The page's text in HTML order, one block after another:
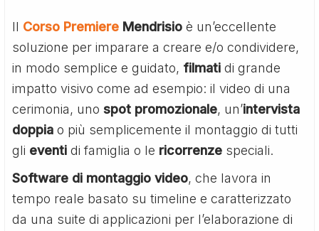
Il Corso Premiere Mendrisio è un’eccellente
soluzione per imparare a creare e/o condividere,
in modo semplice e guidato, filmati di grande
impatto visivo come ad esempio: il video di una
cerimonia, unospot promozionale, un’intervista
doppia o più semplicemente il montaggio di tutti
gli eventi di famiglia o le ricorrenze speciali.
Software di montaggio video, che lavora in
tempo reale basato su timeline e caratterizzato
da una suite di applicazioni per l’elaborazione di